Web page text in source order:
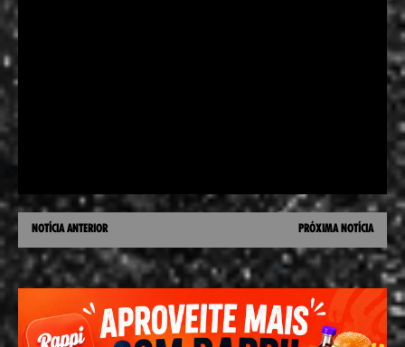
NOTÍCIA ANTERIOR PRÓXIMA NOTÍCIA